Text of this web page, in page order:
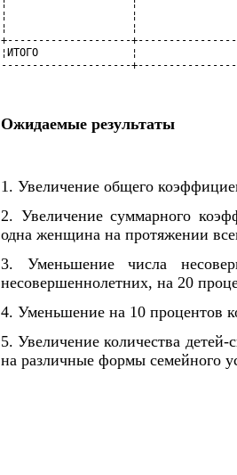
Ожидаемые результаты
1. Увеличение общего
2. Увеличение суммарного
одна женщина на протяжении
3. Уменьшение числа
несовершеннолетних, на 20
4. Уменьшение на 10 процентов
5. Увеличение количества
на различные формы семейного